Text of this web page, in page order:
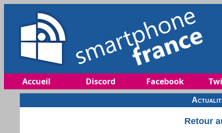
Accueil Discord Facebook
Retour